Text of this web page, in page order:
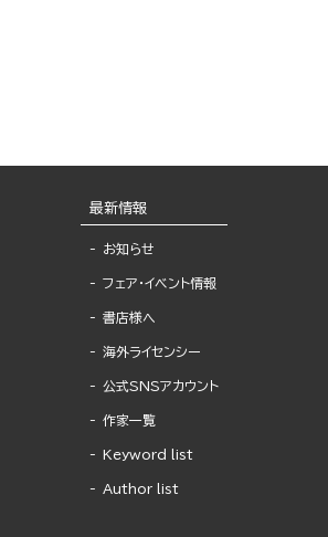
最新情報
お知らせ
フェア・イベント情報
書店様へ
海外ライセンシー
公式SNSアカウント
作家一覧
Keyword list
Author list